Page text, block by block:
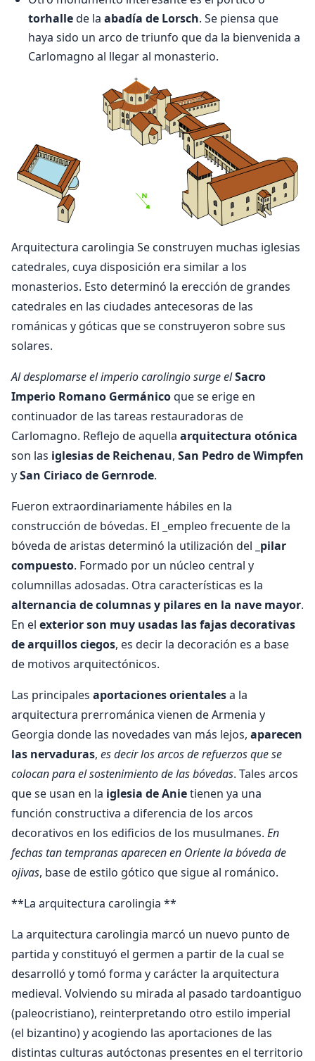
torhallede la abadía de Lorsch. Se piensa que
haya sido un arco de triunfo que da la bienvenida a
Carlomagno al llegar al monasterio.
Arquitectura carolingia Se construyen muchas iglesias
catedrales, cuya disposición era similar a los
monasterios. Esto determinó la erección de grandes
catedrales en las ciudades antecesoras de las
románicas y góticas que se construyeron sobre sus
solares.
Al desplomarse el imperio carolingio surge elSacro
Imperio Romano Germánicoque se erige en
continuador de las tareas restauradoras de
Carlomagno. Reflejo de aquella arquitectura otónica
son las iglesias de Reichenau, San Pedro de Wimpfen
ySan Ciriaco de Gernrode.
Fueron extraordinariamente hábiles en la
construcción de bóvedas. El _empleo frecuente de la
bóveda de aristas determinó la utilización del _ pilar
compuesto. Formado por un núcleo central y
columnillas adosadas. Otra características es la
alternancia de columnas y pilares en la nave mayor.
En el exterior son muy usadas las fajas decorativas
de arquillos ciegos, es decir la decoración es a base
de motivos arquitectónicos.
Las principales aportaciones orientalesa la
arquitectura prerrománica vienen de Armenia y
Georgia donde las novedades van más lejos, aparecen
las nervaduras, es decir los arcos de refuerzos que se
colocan para el sostenimiento de las bóvedas. Tales arcos
que se usan en la iglesia de Anietienen ya una
función constructiva a diferencia de los arcos
decorativos en los edificios de los musulmanes. En
fechas tan tempranas aparecen en Oriente la bóveda de
ojivas, base de estilo gótico que sigue al románico.
**La arquitectura carolingia **
La arquitectura carolingia marcó un nuevo punto de
partida y constituyó el germen a partir de la cual se
desarrolló y tomó forma y carácter la arquitectura
medieval. Volviendo su mirada al pasado tardoantiguo
(paleocristiano), reinterpretando otro estilo imperial
(el bizantino) y acogiendo las aportaciones de las
distintas culturas autóctonas presentes en el territorio